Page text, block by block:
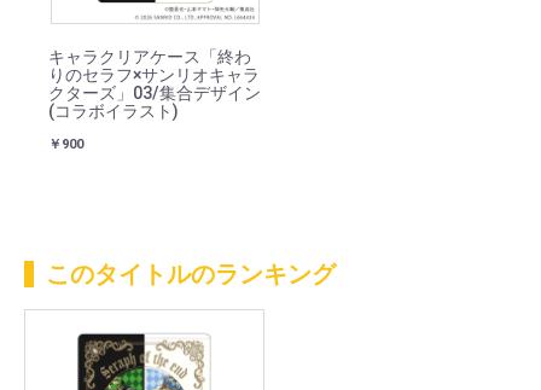
キャラクリアケース「終わ
りのセラフ×サンリオキャラ
クターズ」03/集合デザイン
(コラボイラスト)
￥900
このタイトルのランキング